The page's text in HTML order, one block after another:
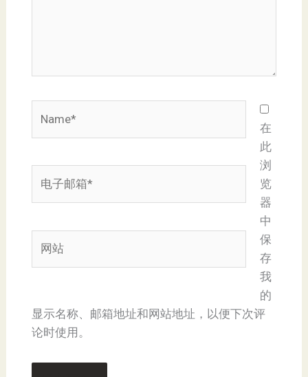
箱
站
在
此
浏
览
器
中
保
存
我
的
显示名称、邮箱地址和网站地址，以便下次评
论时使用。